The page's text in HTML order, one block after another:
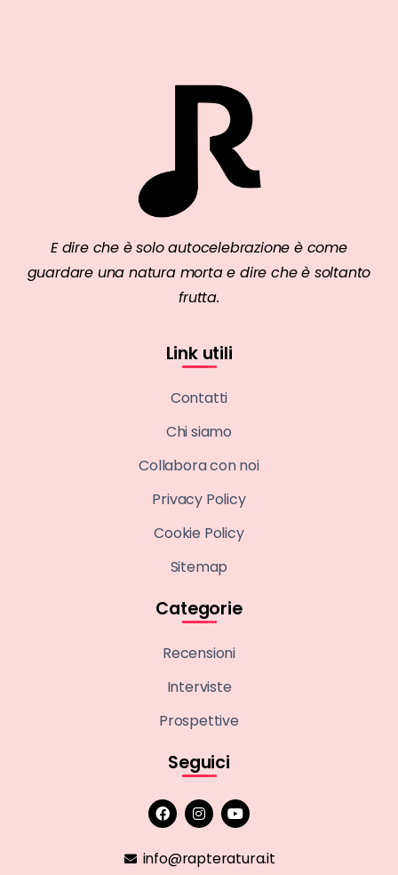
E dire che è solo autocelebrazione è come
guardare una natura morta e dire che è soltanto
frutta.
Link utili
Contatti
Chi siamo
Collabora con noi
Privacy Policy
Cookie Policy
Sitemap
Categorie
Recensioni
Interviste
Prospettive
Seguici
info@rapteratura.it